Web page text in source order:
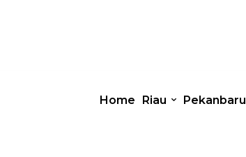
Home Riau Pekanbaru